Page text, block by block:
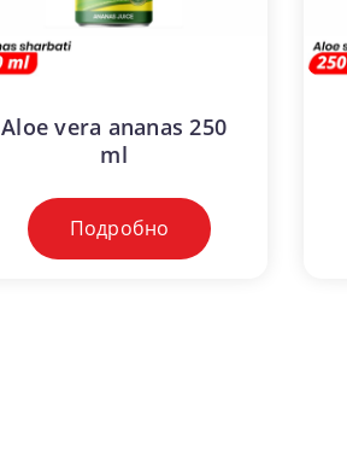
Aloe vera ananas 250
ml
Подробно